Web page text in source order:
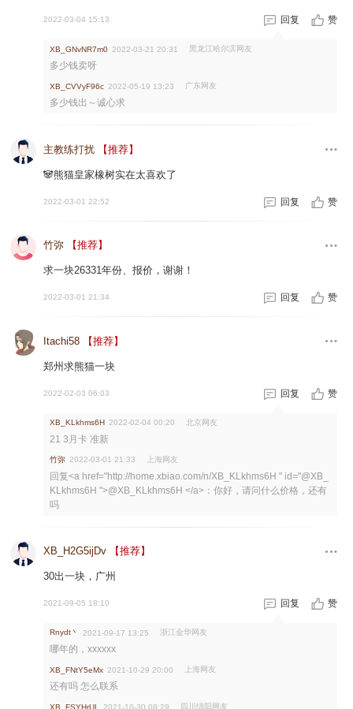
2022-03-04 15:13 回复 赞
XB_GNvNR7m0 2022-03-21 20:31 黑龙江哈尔滨网友
多少钱卖呀
XB_CVVyF96c 2022-05-19 13:23 广东网友
多少钱出～诚心求
主教练打扰 【推荐】
🐼熊猫皇家橡树实在太喜欢了
2022-03-01 22:52 回复 赞
竹弥 【推荐】
求一块26331年份、报价，谢谢！
2022-03-01 21:34 回复 赞
Itachi58 【推荐】
郑州求熊猫一块
2022-02-03 06:03 回复 赞
XB_KLkhms6H 2022-02-04 00:20 北京网友
21 3月卡 准新
竹弥 2022-03-01 21:33 上海网友
回复<a href="http://home.xbiao.com/n/XB_KLkhms6H " id="@XB_
KLkhms6H ">@XB_KLkhms6H </a>：你好，请问什么价格，还有
吗
XB_H2G5ijDv 【推荐】
30出一块，广州
2021-09-05 18:10 回复 赞
Rnydt丶 2021-09-17 13:25 浙江金华网友
哪年的，xxxxxx
XB_FNtY5eMx 2021-10-29 20:00 上海网友
还有吗 怎么联系
XB_FSYHrUL 2021-10-30 08:29 四川绵阳网友